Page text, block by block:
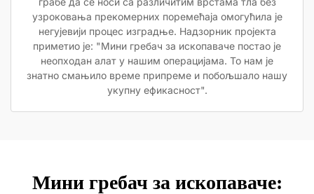
узроковања прекомерних поремећаја омогућила је
негујевији процес изградње. Надзорник пројекта
приметио је: "Мини гребач за ископаваче постао је
неопходан алат у нашим операцијама. То нам је
знатно смањило време припреме и побољшало нашу
укупну ефикасност".
Мини гребач за ископаваче: